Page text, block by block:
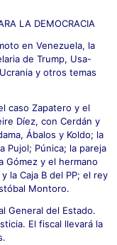
LA DEMOCRACIA
en Venezuela, la
de Trump, Usa-
y otros temas
caso Zapatero y el
Díez, con Cerdán y
Ábalos y Koldo; la
Pujol; Púnica; la pareja
Gómez y el hermano
la Caja B del PP; el rey
Montoro.
General del Estado.
El fiscal llevará la